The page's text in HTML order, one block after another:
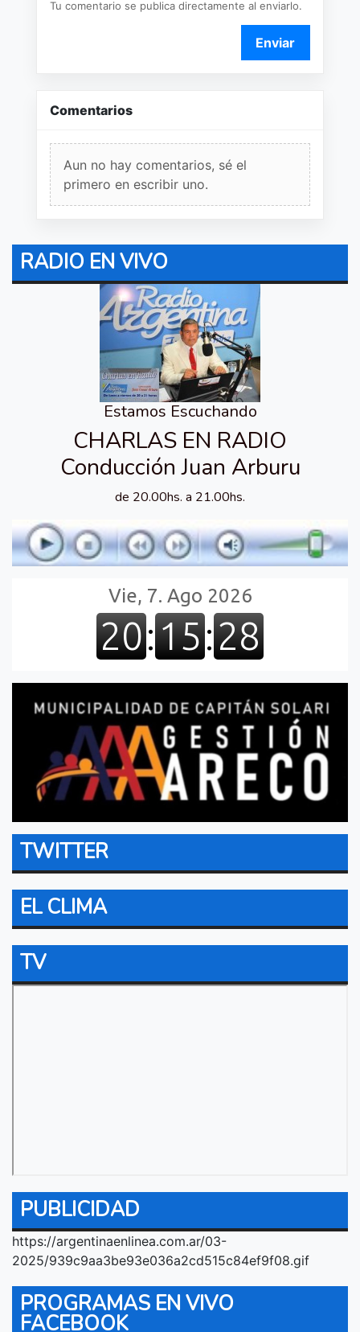
Tu comentario se publica directamente al enviarlo.
Enviar
Comentarios
Aun no hay comentarios, sé el
primero en escribir uno.
RADIO EN VIVO
Estamos Escuchando
CHARLAS EN RADIO
Conducción Juan Arburu
de 20.00hs. a 21.00hs.
TWITTER
EL CLIMA
TV
PUBLICIDAD
https://argentinaenlinea.com.ar/03-
2025/939c9aa3be93e036a2cd515c84ef9f08.gif
PROGRAMAS EN VIVO
FACEBOOK